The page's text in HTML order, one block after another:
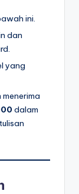
ini.
dan
yang
dalam